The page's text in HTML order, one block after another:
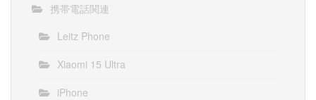
携帯電話関連
Leitz Phone
Xiaomi 15 Ultra
iPhone